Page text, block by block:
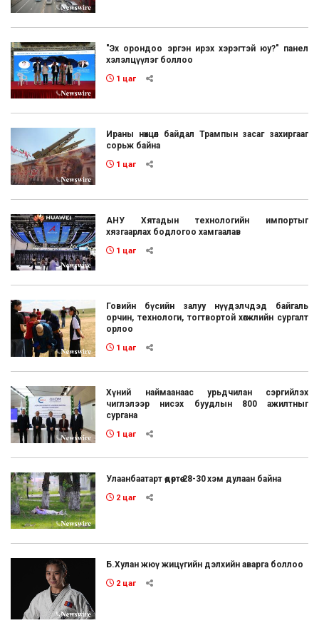
"Эх орондоо эргэн ирэх хэрэгтэй юу?" панел
хэлэлцүүлэг боллоо
1 цаг
Ираны нөхцөл байдал Трампын засаг захиргааг
сорьж байна
1 цаг
АНУ Хятадын технологийн импортыг
хязгаарлах бодлогоо хамгаалав
1 цаг
Говийн бүсийн залуу нүүдэлчдэд байгаль
орчин, технологи, тогтвортой хөгжлийн сургалт
орлоо
1 цаг
Хүний наймаанаас урьдчилан сэргийлэх
чиглэлээр нисэх буудлын 800 ажилтныг
сургана
1 цаг
Улаанбаатарт өдөртөө 28-30 хэм дулаан байна
2 цаг
Б.Хулан жюү жицүгийн дэлхийн аварга боллоо
2 цаг